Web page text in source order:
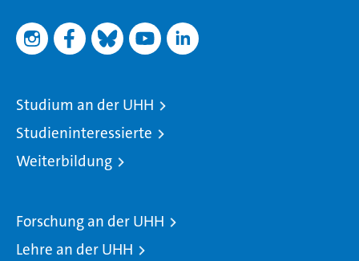
Studium an der UHH
Studieninteressierte
Weiterbildung
Forschung an der UHH
Lehre an der UHH